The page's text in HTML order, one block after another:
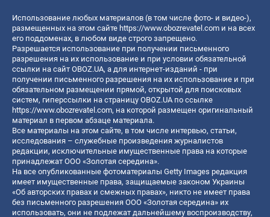
Использование любых материалов (в том числе фото- и видео-),
размещенных на этом сайте https://www.obozrevatel.com и на всех
его поддоменах, в любом виде строго запрещено.
Разрешается использование при получении письменного
разрешения на их использование и при условии обязательной
ссылки на сайт OBOZ.UA, а для интернет-изданий - при
получении письменного разрешения на их использование и при
обязательном размещении прямой, открытой для поисковых
систем, гиперссылки на страницу OBOZ.UA по ссылке
https://www.obozrevatel.com, на которой размещен оригинальный
материал в первом абзаце материала.
Все материалы на этом сайте, в том числе интервью, статьи,
исследования – служебные произведения журналистов
редакции, исключительные имущественные права на которые
принадлежат ООО «Золотая середина».
На все опубликованные фотоматериалы Getty Images редакция
имеет имущественные права, защищаемые законом Украины
«Об авторских правах и смежных правах», никто не имеет права
без письменного разрешения ООО «Золотая середина» их
использовать, они не подлежат дальнейшему воспроизводству,